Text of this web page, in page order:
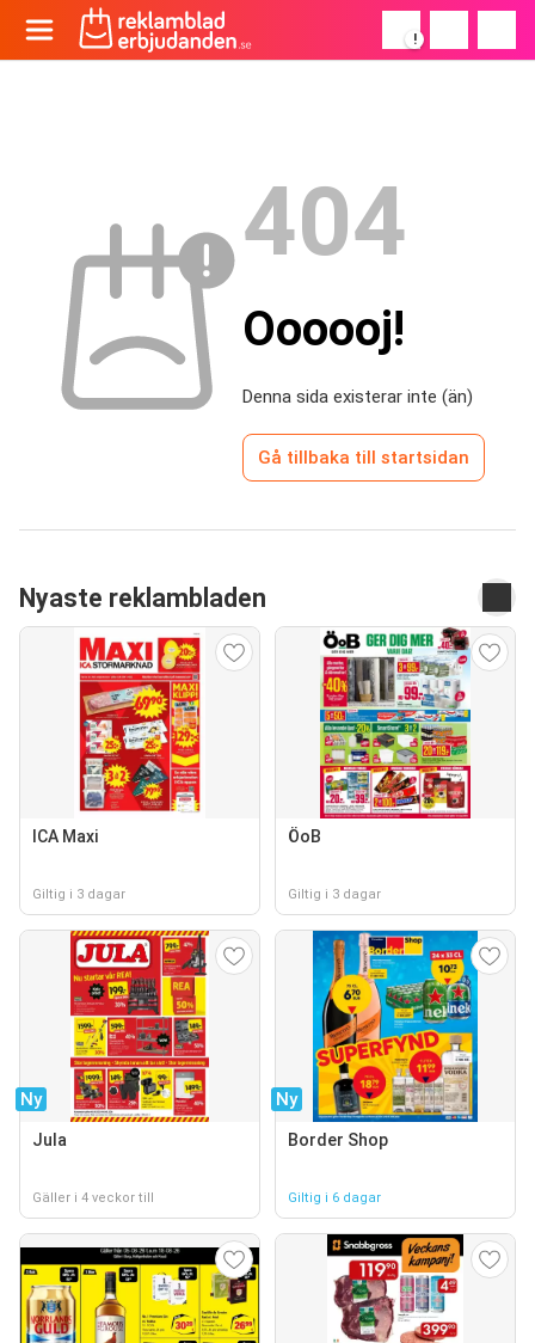
!
404
Oooooj!
Denna sida existerar inte (än)
Gå tillbaka till startsidan
Nyaste reklambladen
ICA Maxi
Giltig i 3 dagar
ÖoB
Giltig i 3 dagar
Ny
Jula
Gäller i 4 veckor till
Ny
Border Shop
Giltig i 6 dagar